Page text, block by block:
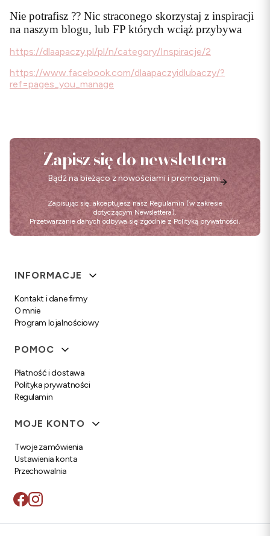
Nie potrafisz ?? Nic straconego skorzystaj z inspiracji
na naszym blogu, lub FP których wciąż przybywa
https://dlaapaczy.pl/pl/n/category/Inspiracje/2
https://www.facebook.com/dlaapaczyidlubaczy/?
ref=pages_you_manage
Zapisz się do newslettera
Bądź na bieżąco z nowościami i promocjami.
Zapisując się, akceptujesz nasz Regulamin (w zakresie
dotyczącym Newslettera).
Przetwarzanie danych odbywa się zgodnie z Polityką prywatności.
Linki w stopce
INFORMACJE
Kontakt i dane firmy
O mnie
Program lojalnościowy
POMOC
Płatność i dostawa
Polityka prywatności
Regulamin
MOJE KONTO
Twoje zamówienia
Ustawienia konta
Przechowalnia